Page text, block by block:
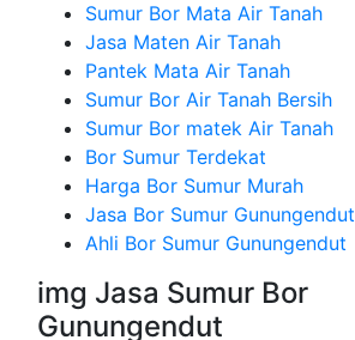
Sumur Bor Mata Air Tanah
Jasa Maten Air Tanah
Pantek Mata Air Tanah
Sumur Bor Air Tanah Bersih
Sumur Bor matek Air Tanah
Bor Sumur Terdekat
Harga Bor Sumur Murah
Jasa Bor Sumur Gunungendut
Ahli Bor Sumur Gunungendut
img Jasa Sumur Bor
Gunungendut